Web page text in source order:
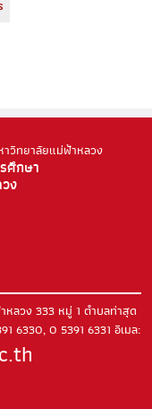
ศึกษา
ง
หลวง333 หมู่ 1 ตำบลท่าสุด
6330, 0 5391 6331 อีเมล: